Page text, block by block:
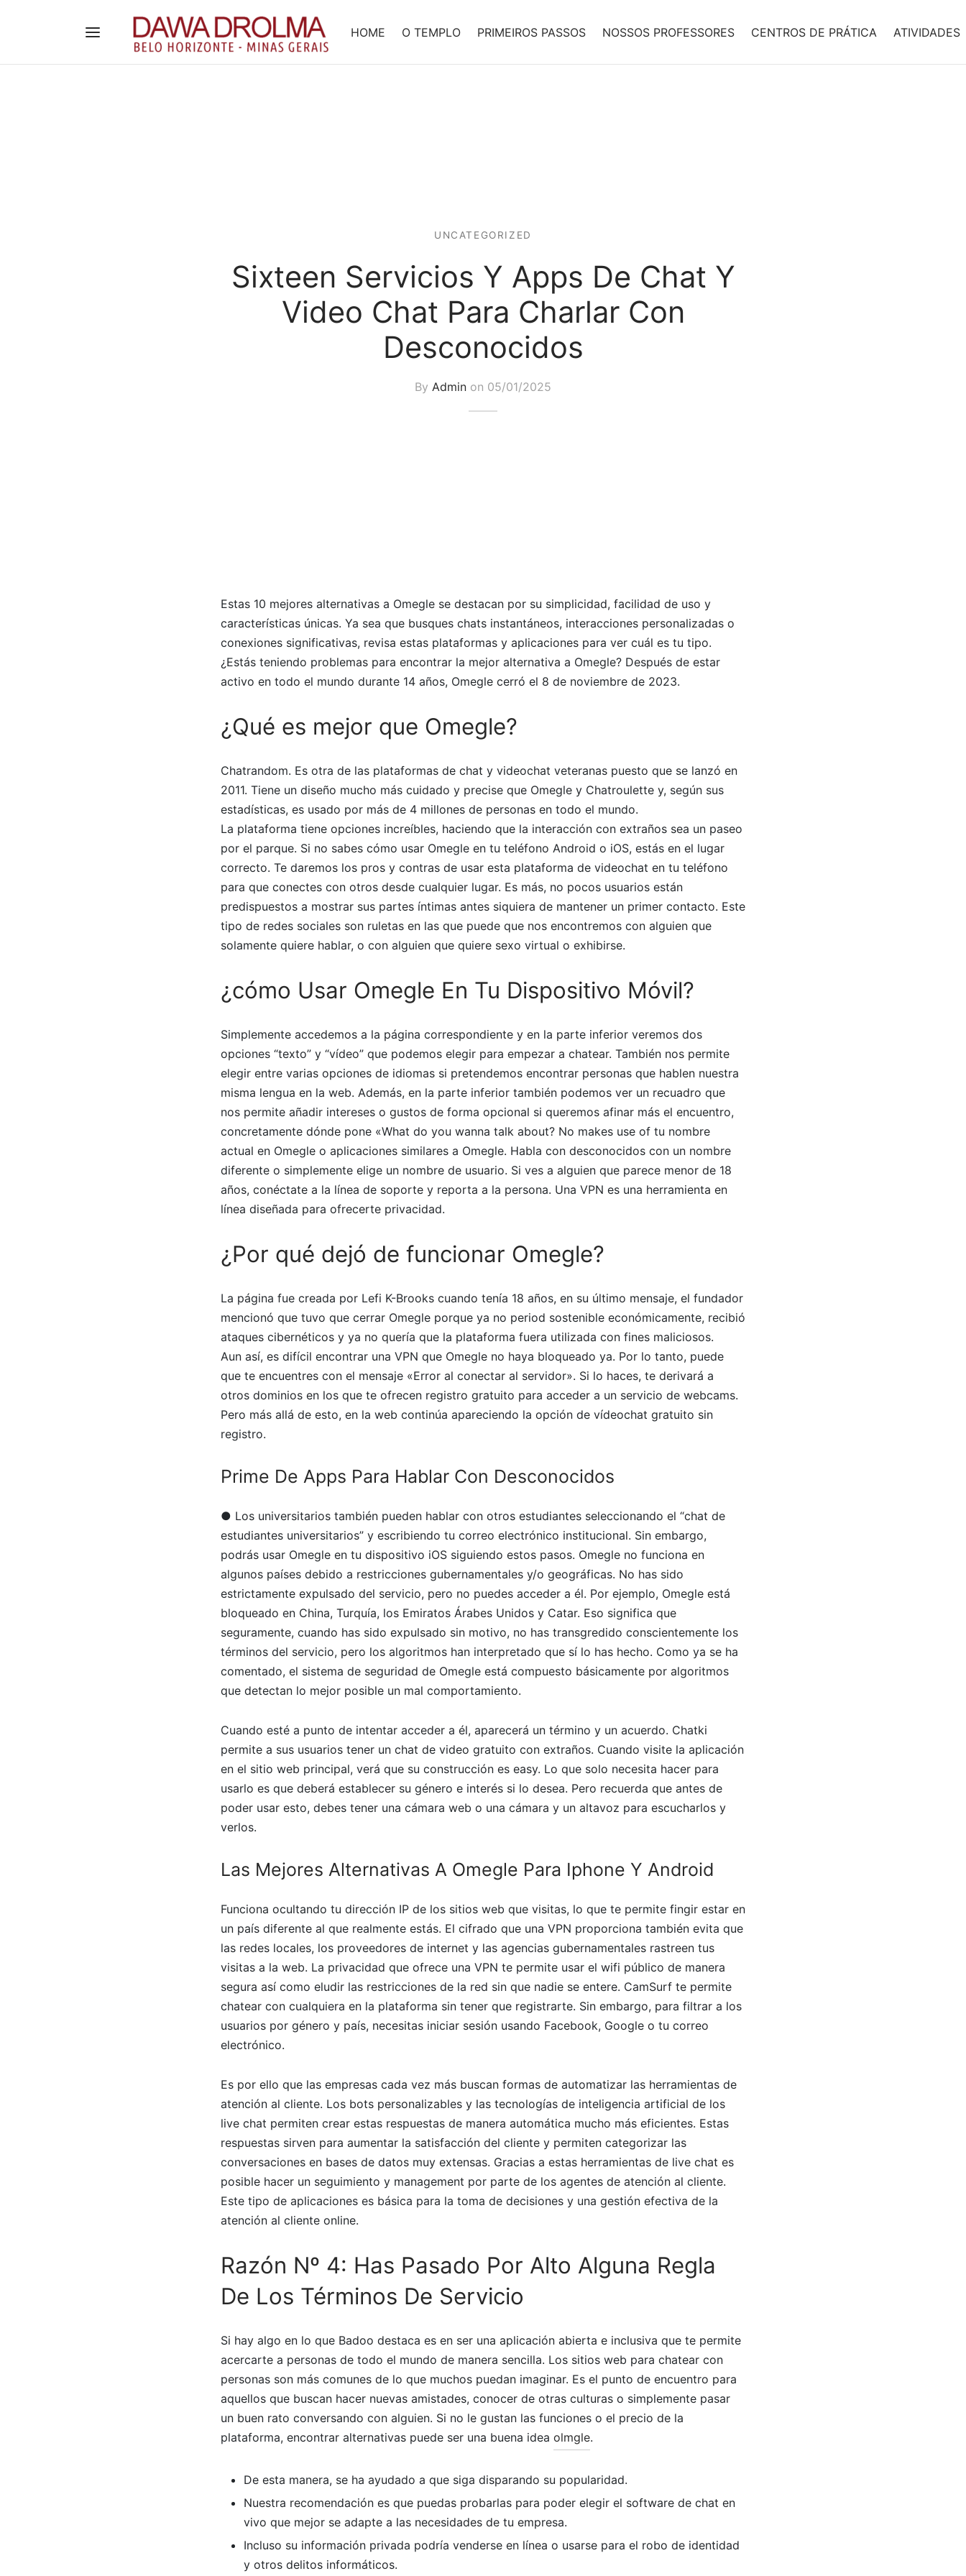
HOME O TEMPLO PRIMEIROS PASSOS NOSSOS PROFESSORES CENTROS DE PRÁTICA ATIVIDADES
UNCATEGORIZED
Sixteen Servicios Y Apps De Chat Y
Video Chat Para Charlar Con
Desconocidos
By Admin on 05/01/2025
Estas 10 mejores alternativas a Omegle se destacan por su simplicidad, facilidad de uso y
características únicas. Ya sea que busques chats instantáneos, interacciones personalizadas o
conexiones significativas, revisa estas plataformas y aplicaciones para ver cuál es tu tipo.
¿Estás teniendo problemas para encontrar la mejor alternativa a Omegle? Después de estar
activo en todo el mundo durante 14 años, Omegle cerró el 8 de noviembre de 2023.
¿Qué es mejor que Omegle?
Chatrandom. Es otra de las plataformas de chat y videochat veteranas puesto que se lanzó en
2011. Tiene un diseño mucho más cuidado y precise que Omegle y Chatroulette y, según sus
estadísticas, es usado por más de 4 millones de personas en todo el mundo.
La plataforma tiene opciones increíbles, haciendo que la interacción con extraños sea un paseo
por el parque. Si no sabes cómo usar Omegle en tu teléfono Android o iOS, estás en el lugar
correcto. Te daremos los pros y contras de usar esta plataforma de videochat en tu teléfono
para que conectes con otros desde cualquier lugar. Es más, no pocos usuarios están
predispuestos a mostrar sus partes íntimas antes siquiera de mantener un primer contacto. Este
tipo de redes sociales son ruletas en las que puede que nos encontremos con alguien que
solamente quiere hablar, o con alguien que quiere sexo virtual o exhibirse.
¿cómo Usar Omegle En Tu Dispositivo Móvil?
Simplemente accedemos a la página correspondiente y en la parte inferior veremos dos
opciones “texto” y “vídeo” que podemos elegir para empezar a chatear. También nos permite
elegir entre varias opciones de idiomas si pretendemos encontrar personas que hablen nuestra
misma lengua en la web. Además, en la parte inferior también podemos ver un recuadro que
nos permite añadir intereses o gustos de forma opcional si queremos afinar más el encuentro,
concretamente dónde pone «What do you wanna talk about? No makes use of tu nombre
actual en Omegle o aplicaciones similares a Omegle. Habla con desconocidos con un nombre
diferente o simplemente elige un nombre de usuario. Si ves a alguien que parece menor de 18
años, conéctate a la línea de soporte y reporta a la persona. Una VPN es una herramienta en
línea diseñada para ofrecerte privacidad.
¿Por qué dejó de funcionar Omegle?
La página fue creada por Lefi K-Brooks cuando tenía 18 años, en su último mensaje, el fundador
mencionó que tuvo que cerrar Omegle porque ya no period sostenible económicamente, recibió
ataques cibernéticos y ya no quería que la plataforma fuera utilizada con fines maliciosos.
Aun así, es difícil encontrar una VPN que Omegle no haya bloqueado ya. Por lo tanto, puede
que te encuentres con el mensaje «Error al conectar al servidor». Si lo haces, te derivará a
otros dominios en los que te ofrecen registro gratuito para acceder a un servicio de webcams.
Pero más allá de esto, en la web continúa apareciendo la opción de vídeochat gratuito sin
registro.
Prime De Apps Para Hablar Con Desconocidos
● Los universitarios también pueden hablar con otros estudiantes seleccionando el “chat de
estudiantes universitarios” y escribiendo tu correo electrónico institucional. Sin embargo,
podrás usar Omegle en tu dispositivo iOS siguiendo estos pasos. Omegle no funciona en
algunos países debido a restricciones gubernamentales y/o geográficas. No has sido
estrictamente expulsado del servicio, pero no puedes acceder a él. Por ejemplo, Omegle está
bloqueado en China, Turquía, los Emiratos Árabes Unidos y Catar. Eso significa que
seguramente, cuando has sido expulsado sin motivo, no has transgredido conscientemente los
términos del servicio, pero los algoritmos han interpretado que sí lo has hecho. Como ya se ha
comentado, el sistema de seguridad de Omegle está compuesto básicamente por algoritmos
que detectan lo mejor posible un mal comportamiento.
Cuando esté a punto de intentar acceder a él, aparecerá un término y un acuerdo. Chatki
permite a sus usuarios tener un chat de video gratuito con extraños. Cuando visite la aplicación
en el sitio web principal, verá que su construcción es easy. Lo que solo necesita hacer para
usarlo es que deberá establecer su género e interés si lo desea. Pero recuerda que antes de
poder usar esto, debes tener una cámara web o una cámara y un altavoz para escucharlos y
verlos.
Las Mejores Alternativas A Omegle Para Iphone Y Android
Funciona ocultando tu dirección IP de los sitios web que visitas, lo que te permite fingir estar en
un país diferente al que realmente estás. El cifrado que una VPN proporciona también evita que
las redes locales, los proveedores de internet y las agencias gubernamentales rastreen tus
visitas a la web. La privacidad que ofrece una VPN te permite usar el wifi público de manera
segura así como eludir las restricciones de la red sin que nadie se entere. CamSurf te permite
chatear con cualquiera en la plataforma sin tener que registrarte. Sin embargo, para filtrar a los
usuarios por género y país, necesitas iniciar sesión usando Facebook, Google o tu correo
electrónico.
Es por ello que las empresas cada vez más buscan formas de automatizar las herramientas de
atención al cliente. Los bots personalizables y las tecnologías de inteligencia artificial de los
live chat permiten crear estas respuestas de manera automática mucho más eficientes. Estas
respuestas sirven para aumentar la satisfacción del cliente y permiten categorizar las
conversaciones en bases de datos muy extensas. Gracias a estas herramientas de live chat es
posible hacer un seguimiento y management por parte de los agentes de atención al cliente.
Este tipo de aplicaciones es básica para la toma de decisiones y una gestión efectiva de la
atención al cliente online.
Razón Nº 4: Has Pasado Por Alto Alguna Regla
De Los Términos De Servicio
Si hay algo en lo que Badoo destaca es en ser una aplicación abierta e inclusiva que te permite
acercarte a personas de todo el mundo de manera sencilla. Los sitios web para chatear con
personas son más comunes de lo que muchos puedan imaginar. Es el punto de encuentro para
aquellos que buscan hacer nuevas amistades, conocer de otras culturas o simplemente pasar
un buen rato conversando con alguien. Si no le gustan las funciones o el precio de la
plataforma, encontrar alternativas puede ser una buena idea olmgle.
De esta manera, se ha ayudado a que siga disparando su popularidad.
Nuestra recomendación es que puedas probarlas para poder elegir el software de chat en
vivo que mejor se adapte a las necesidades de tu empresa.
Incluso su información privada podría venderse en línea o usarse para el robo de identidad
y otros delitos informáticos.